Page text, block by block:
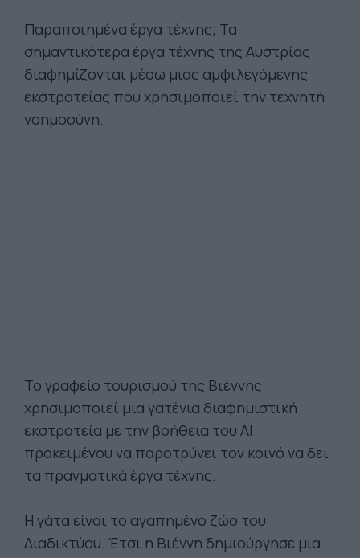
Παραποιημένα έργα τέχνης; Τα
σημαντικότερα έργα τέχνης της Αυστρίας
διαφημίζονται μέσω μιας αμφιλεγόμενης
εκστρατείας που χρησιμοποιεί την τεχνητή
νοημοσύνη.
Το γραφείο τουρισμού της Βιέννης
χρησιμοποιεί μια γατένια διαφημιστική
εκστρατεία με την βοήθεια του AI
προκειμένου να παροτρύνει τον κοινό να δει
τα πραγματικά έργα τέχνης.
Η γάτα είναι το αγαπημένο ζώο του
Διαδικτύου. Έτσι η Βιέννη δημιούργησε μια